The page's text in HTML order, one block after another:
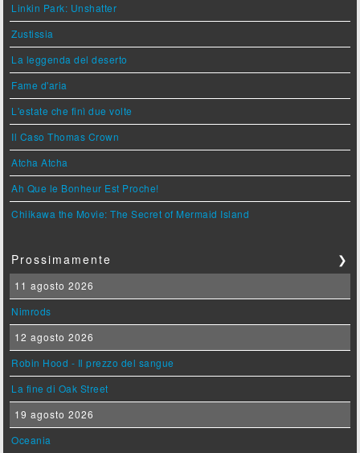
Linkin Park: Unshatter
Zustissia
La leggenda del deserto
Fame d'aria
L'estate che finì due volte
Il Caso Thomas Crown
Atcha Atcha
Ah Que le Bonheur Est Proche!
Chiikawa the Movie: The Secret of Mermaid Island
Prossimamente ❯
11 agosto 2026
Nimrods
12 agosto 2026
Robin Hood - Il prezzo del sangue
La fine di Oak Street
19 agosto 2026
Oceania